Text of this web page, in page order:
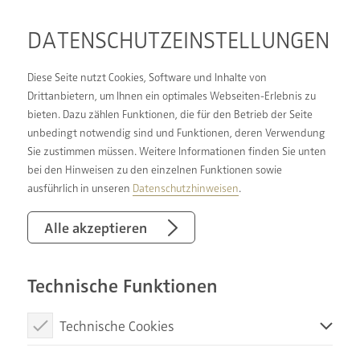
DATENSCHUTZ­EINSTELLUNGEN
Diese Seite nutzt Cookies, Software und Inhalte von
Drittanbietern, um Ihnen ein optimales Webseiten-Erlebnis zu
bieten. Dazu zählen Funktionen, die für den Betrieb der Seite
unbedingt notwendig sind und Funktionen, deren Verwendung
Sie zustimmen müssen. Weitere Informationen finden Sie unten
bei den Hinweisen zu den einzelnen Funktionen sowie
ausführlich in unseren Datenschutzhinweisen.
Alle akzeptieren
Technische Funktionen
Technische Cookies
DIE BADGESTALTER SIND
FÜR SIE DA:
UMFANGREICHE
BERATUNG VON A BIS Z
Damit Ihr neues Bad Ihren individuellen
beraten DIE BADGESTALTER Sie umfassend in allen